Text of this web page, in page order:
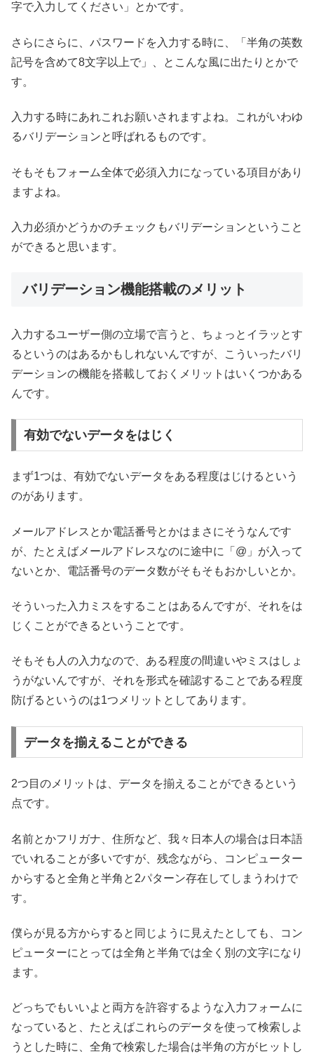
字で入力してください」とかです。
さらにさらに、パスワードを入力する時に、「半角の英数
記号を含めて8文字以上で」、とこんな風に出たりとかで
す。
入力する時にあれこれお願いされますよね。これがいわゆ
るバリデーションと呼ばれるものです。
そもそもフォーム全体で必須入力になっている項目があり
ますよね。
入力必須かどうかのチェックもバリデーションということ
ができると思います。
バリデーション機能搭載のメリット
入力するユーザー側の立場で言うと、ちょっとイラッとす
るというのはあるかもしれないんですが、こういったバリ
デーションの機能を搭載しておくメリットはいくつかある
んです。
有効でないデータをはじく
まず1つは、有効でないデータをある程度はじけるという
のがあります。
メールアドレスとか電話番号とかはまさにそうなんです
が、たとえばメールアドレスなのに途中に「@」が入って
ないとか、電話番号のデータ数がそもそもおかしいとか。
そういった入力ミスをすることはあるんですが、それをは
じくことができるということです。
そもそも人の入力なので、ある程度の間違いやミスはしょ
うがないんですが、それを形式を確認することである程度
防げるというのは1つメリットとしてあります。
データを揃えることができる
2つ目のメリットは、データを揃えることができるという
点です。
名前とかフリガナ、住所など、我々日本人の場合は日本語
でいれることが多いですが、残念ながら、コンピューター
からすると全角と半角と2パターン存在してしまうわけで
す。
僕らが見る方からすると同じように見えたとしても、コン
ピューターにとっては全角と半角では全く別の文字になり
ます。
どっちでもいいよと両方を許容するような入力フォームに
なっていると、たとえばこれらのデータを使って検索しよ
うとした時に、全角で検索した場合は半角の方がヒットし